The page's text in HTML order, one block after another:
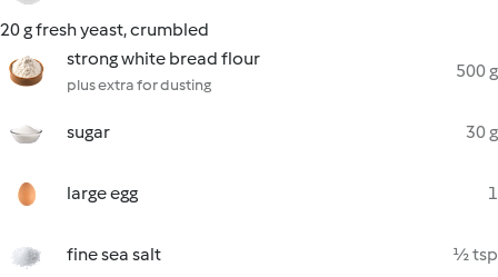
20 g fresh yeast, crumbled
strong white bread flour
plus extra for dusting
500 g
sugar 30 g
large egg 1
fine sea salt ½ tsp